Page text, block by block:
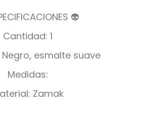
👽
Cantidad: 1
esmalte suave
Medidas:
Zamak